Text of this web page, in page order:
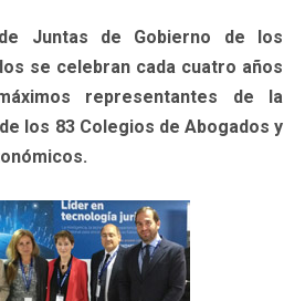
Juntas de Gobierno de los
se celebran cada cuatro años
representantes de la
los 83 Colegios de Abogados y